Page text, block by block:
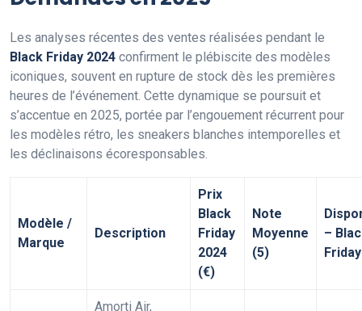
Les analyses récentes des ventes réalisées pendant le
Black Friday 2024 confirment le plébiscite des modèles
iconiques, souvent en rupture de stock dès les premières
heures de l’événement. Cette dynamique se poursuit et
s’accentue en 2025, portée par l’engouement récurrent pour
les modèles rétro, les sneakers blanches intemporelles et
les déclinaisons écoresponsables.
Modèle /
Marque
Description
Prix
Black
Friday
2024
(€)
Note
Moyenne
(5)
–
Friday
Amorti Air,